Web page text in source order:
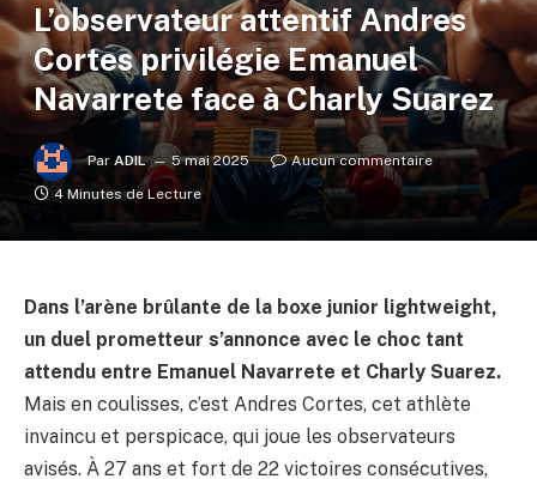
L’observateur attentif Andres
Cortes privilégie Emanuel
Navarrete face à Charly Suarez
Par ADIL 5 mai 2025
Aucun commentaire
4 Minutes de Lecture
Dans l’arène brûlante de la boxe junior lightweight,
un duel prometteur s’annonce avec le choc tant
attendu entre Emanuel Navarrete et Charly Suarez.
Mais en coulisses, c’est Andres Cortes, cet athlète
invaincu et perspicace, qui joue les observateurs
avisés. À 27 ans et fort de 22 victoires consécutives,